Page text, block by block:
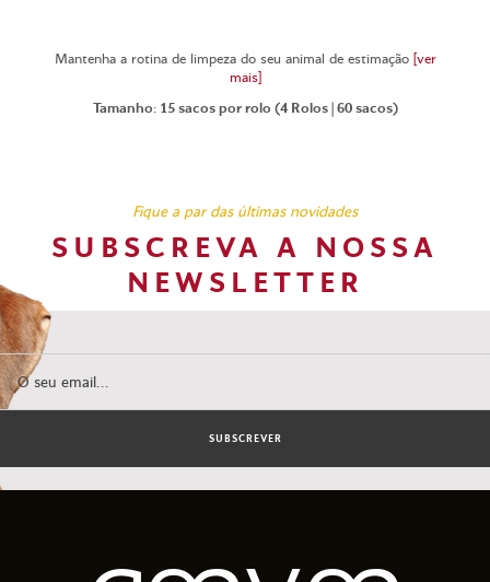
Mantenha a rotina de limpeza do seu animal de estimação [ver
mais]
Tamanho: 15 sacos por rolo (4 Rolos | 60 sacos)
Fique a par das últimas novidades
SUBSCREVA A NOSSA
NEWSLETTER
SUBSCREVER